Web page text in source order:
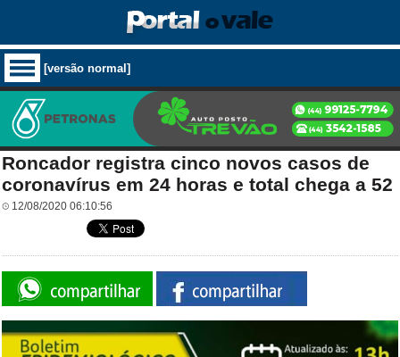
[versão normal]
Roncador registra cinco novos casos de
coronavírus em 24 horas e total chega a 52
12/08/2020 06:10:56